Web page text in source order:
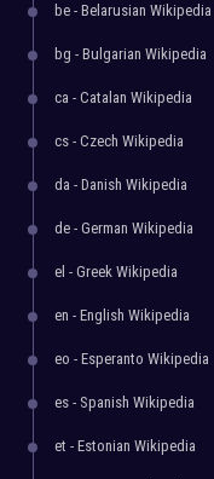
be - Belarusian Wikipedia
bg - Bulgarian Wikipedia
ca - Catalan Wikipedia
cs - Czech Wikipedia
da - Danish Wikipedia
de - German Wikipedia
el - Greek Wikipedia
en - English Wikipedia
eo - Esperanto Wikipedia
es - Spanish Wikipedia
et - Estonian Wikipedia